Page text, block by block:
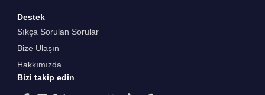
Destek
Sıkça Sorulan Sorular
Bize Ulaşın
Hakkımızda
Bizi takip edin